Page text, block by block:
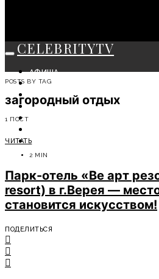
CELEBRITYTV
АФИША
СОБЫТИЯ
КРАСОТА
МОДА
СОВЕТЫ ЭКСПЕРТОВ
POSTS BY TAG
загородный отдых
1 ПОСТ
ЧИТАТЬ
2 MIN
Парк-отель «Ве арт
resort) в г.Верея —
становится искусством!
ПОДЕЛИТЬСЯ